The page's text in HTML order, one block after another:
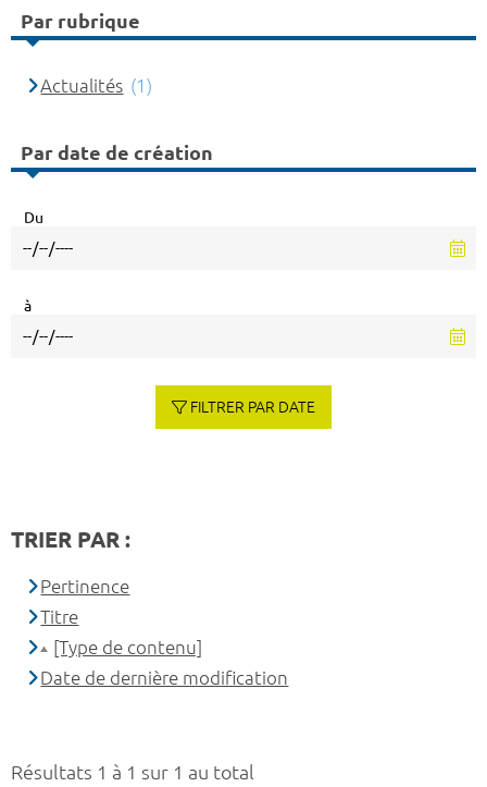
Résultats 1 à 1 sur 1 au total
Par rubrique
Actualités (1)
Par date de création
Du
à
FILTRER PAR DATE
TRIER PAR :
Pertinence
Titre
[Type de contenu]
Date de dernière modification